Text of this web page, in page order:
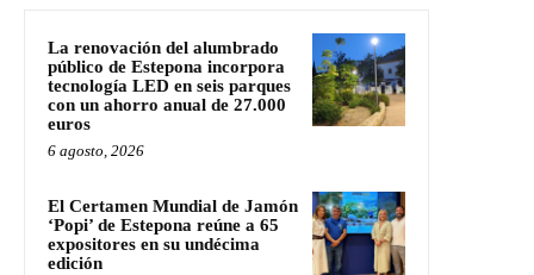
La renovación del alumbrado
público de Estepona incorpora
tecnología LED en seis parques
con un ahorro anual de 27.000
euros
6 agosto, 2026
El Certamen Mundial de Jamón
‘Popi’ de Estepona reúne a 65
expositores en su undécima
edición